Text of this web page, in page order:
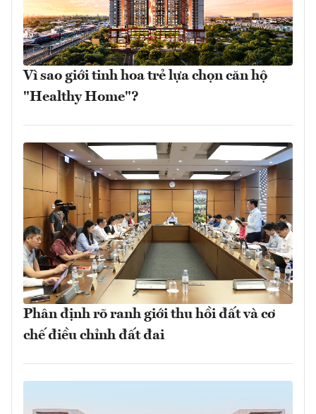
Vì sao giới tinh hoa trẻ lựa chọn căn hộ
"Healthy Home"?
Phân định rõ ranh giới thu hồi đất và cơ
chế điều chỉnh đất đai